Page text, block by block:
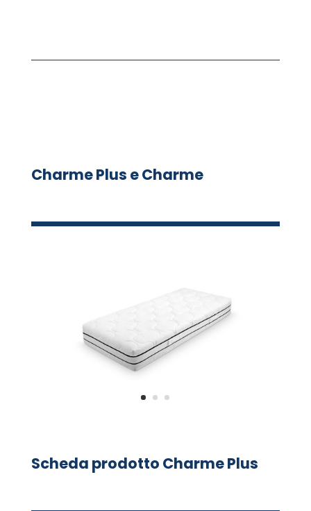
Charme Plus e Charme
Scheda prodotto Charme Plus